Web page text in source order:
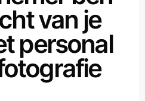
van je
personal